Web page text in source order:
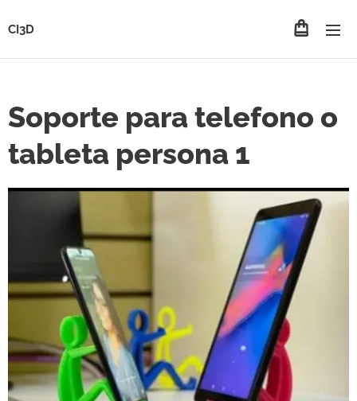
CI3D
Soporte para telefono o
tableta persona 1